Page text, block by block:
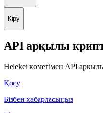
Кіру
API арқылы
Heleket көмегімен API
Қосу
Бізбен хабарласыңыз